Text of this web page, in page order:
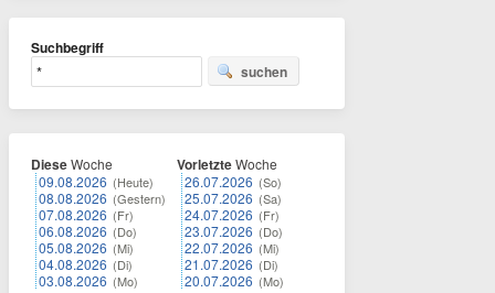
Suchbegriff
suchen
DieseWoche
09.08.2026 (Heute)
08.08.2026 (Gestern)
07.08.2026 (Fr)
06.08.2026 (Do)
05.08.2026 (Mi)
04.08.2026 (Di)
03.08.2026 (Mo)
VorletzteWoche
26.07.2026 (So)
25.07.2026 (Sa)
24.07.2026 (Fr)
23.07.2026 (Do)
22.07.2026 (Mi)
21.07.2026 (Di)
20.07.2026 (Mo)